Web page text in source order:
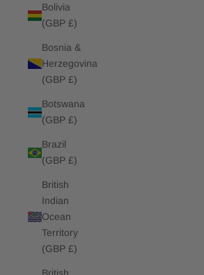
Bolivia
(GBP £)
Bosnia &
Herzegovina
(GBP £)
Botswana
(GBP £)
Brazil
(GBP £)
British
Indian
Ocean
Territory
(GBP £)